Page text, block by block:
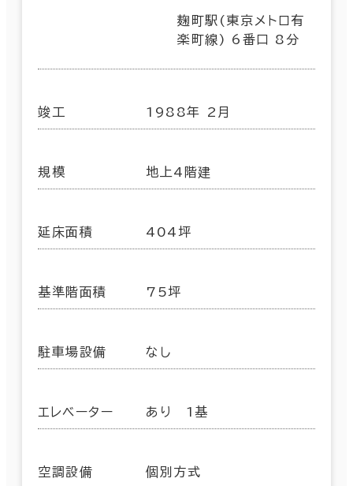
麹町駅(東京メトロ有
楽町線) 6番口 8分
竣工 1988年 2月
規模 地上4階建
延床面積 404坪
基準階面積 75坪
駐車場設備 なし
エレベーター あり 1基
空調設備 個別方式